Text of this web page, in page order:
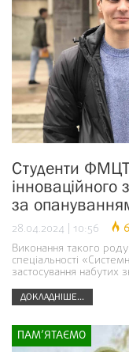
Студенти
інноваційного
за
28.04.2024 | 10:56
Виконання такого
спеціальності
застосування набутих
ДОКЛАДНІШЕ...
ПАМ’ЯТАЄМО